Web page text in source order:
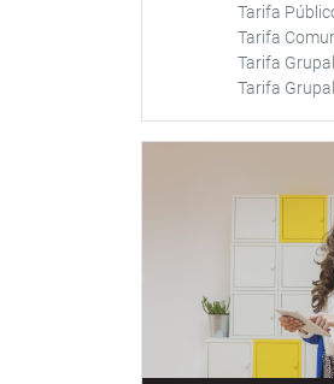
Tarifa
Tarifa
Tarifa
Tarifa